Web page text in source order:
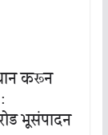
करून
भूसंपादन